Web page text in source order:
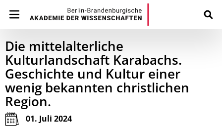
Die mittelalterliche
Kulturlandschaft Karabachs.
Geschichte und Kultur einer
wenig bekannten christlichen
Region.
01. Juli 2024